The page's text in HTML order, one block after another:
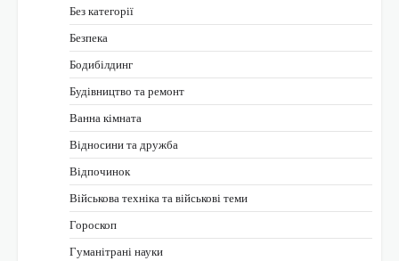
Без категорії
Безпека
Бодибілдинг
Будівництво та ремонт
Ванна кімната
Відносини та дружба
Відпочинок
Військова техніка та військові теми
Гороскоп
Гуманітрані науки